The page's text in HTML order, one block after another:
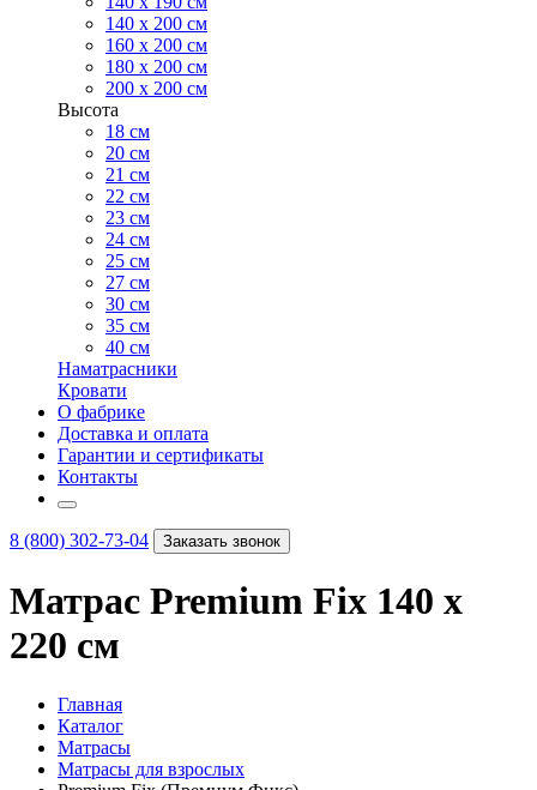
140 х 200 см
160 х 200 см
180 х 200 см
200 х 200 см
Высота
18 см
20 см
21 см
22 см
23 см
24 см
25 см
27 см
30 см
35 см
40 см
Наматрасники
Кровати
О фабрике
Доставка и оплата
Гарантии и сертификаты
Контакты
8 (800) 302-73-04 Заказать звонок
Матрас Premium Fix 140 х
220 см
Главная
Каталог
Матрасы
Матрасы для взрослых